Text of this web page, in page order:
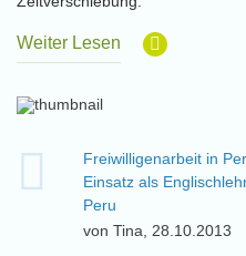
Weiter Lesen
Freiwilligenarbeit in
Einsatz als
Peru
von Tina, 28.10.2013